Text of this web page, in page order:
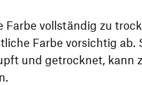
Farbe vollständig zu
Farbe vorsichtig
und getrocknet, kann